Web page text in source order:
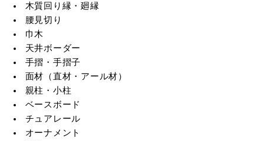
木質回り縁・廻縁
腰見切り
巾木
天井ボーダー
手摺・手摺子
面材（直材・アール材）
親柱・小柱
ベースボード
チュアレール
オーナメント